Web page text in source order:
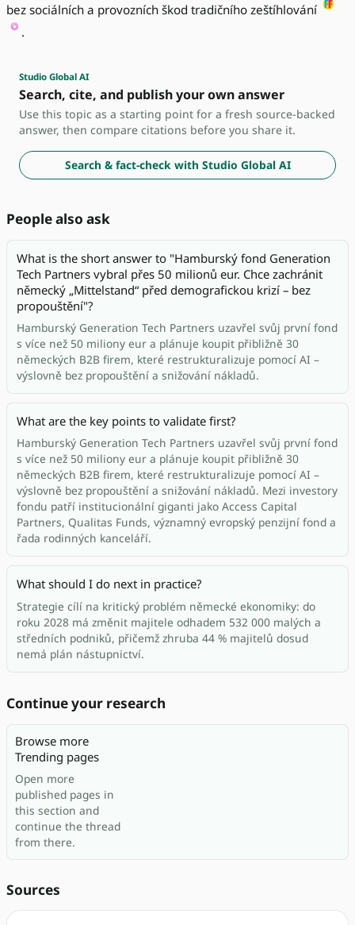
bez sociálních a provozních škod tradičního zeštíhlování
.
Studio Global AI
Search, cite, and publish your own answer
Use this topic as a starting point for a fresh source-backed
answer, then compare citations before you share it.
Search & fact-check with Studio Global AI
People also ask
What is the short answer to "Hamburský fond Generation
Tech Partners vybral přes 50 milionů eur. Chce zachránit
německý „Mittelstand“ před demografickou krizí – bez
propouštění"?
Hamburský Generation Tech Partners uzavřel svůj první fond
s více než 50 miliony eur a plánuje koupit přibližně 30
německých B2B firem, které restrukturalizuje pomocí AI –
výslovně bez propouštění a snižování nákladů.
What are the key points to validate first?
Hamburský Generation Tech Partners uzavřel svůj první fond
s více než 50 miliony eur a plánuje koupit přibližně 30
německých B2B firem, které restrukturalizuje pomocí AI –
výslovně bez propouštění a snižování nákladů. Mezi investory
fondu patří institucionální giganti jako Access Capital
Partners, Qualitas Funds, významný evropský penzijní fond a
řada rodinných kanceláří.
What should I do next in practice?
Strategie cílí na kritický problém německé ekonomiky: do
roku 2028 má změnit majitele odhadem 532 000 malých a
středních podniků, přičemž zhruba 44 % majitelů dosud
nemá plán nástupnictví.
Continue your research
Browse more
Trending pages
Open more
published pages in
this section and
continue the thread
from there.
Sources